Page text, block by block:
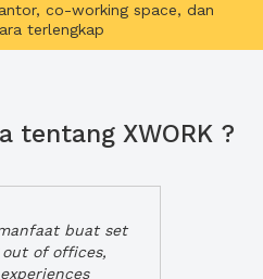
co-working space, dan
terlengkap
tentang XWORK ?
buat set
of offices,